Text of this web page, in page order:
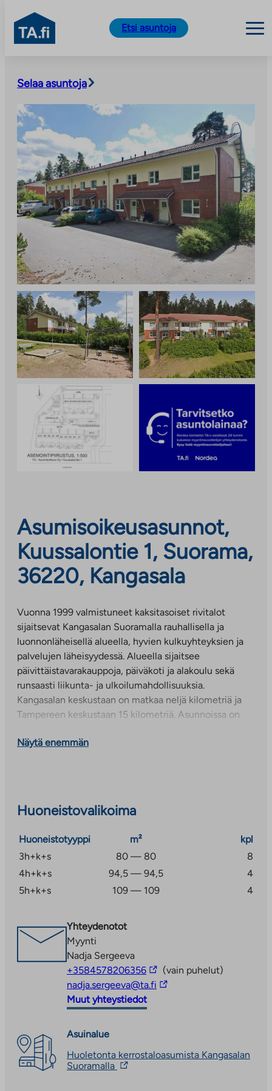
sisältöön
TA.fi
Etsi asuntoja
Selaa asuntoja
Asumisoikeusasunnot,
Kuussalontie 1, Suorama,
36220, Kangasala
Vuonna 1999 valmistuneet kaksitasoiset rivitalot
sijaitsevat Kangasalan Suoramalla rauhallisella ja
luonnonläheisellä alueella, hyvien kulkuyhteyksien ja
palvelujen läheisyydessä. Alueella sijaitsee
päivittäistavarakauppoja, päiväkoti ja alakoulu sekä
runsaasti liikunta- ja ulkoilumahdollisuuksia.
Kangasalan keskustaan on matkaa neljä kilometriä ja
Tampereen keskustaan 15 kilometriä. Asunnoissa on
huoneistoihin on tehty pesuhuoneremontti.
asuntojen edessä. Piha-alueella on kuivaus- ja
tomutuspisteet sekä lasten leikkipaikka, joka on
Näytä enemmän
Huoneistovalikoima
Huoneistotyyppi m²
kpl
3h+k+s
80 — 80
8
4h+k+s
94,5 — 94,5
4
5h+k+s
109 — 109 4
Yhteydenotot
Myynti
Nadja Sergeeva
+3584578206356Linkki
vie
ulkopuoliseen
palveluun
(vain puhelut)
nadja.sergeeva@ta.fi Linkki
Muut yhteystiedot
Asuinalue
Huoletonta kerrostaloasumista Kangasalan
Suoramalla Linkki